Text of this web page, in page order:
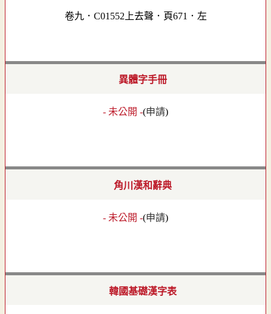
卷九．C01552上去聲．頁671．左
異體字手冊
- 未公開 -(申請)
角川漢和辭典
- 未公開 -(申請)
韓國基礎漢字表